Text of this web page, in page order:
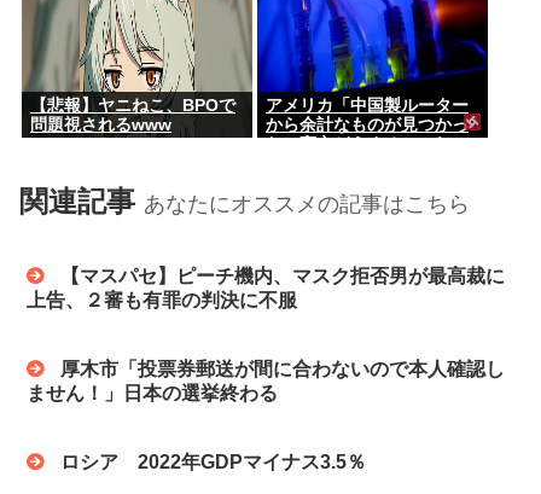
【悲報】ヤニねこ、BPOで
問題視されるwww
アメリカ「中国製ルーター
から余計なものが見つかっ
関連記事 あなたにオススメの記事はこちら
上告、２審も有罪の判決に不服
ません！」日本の選挙終わる
ロシア 2022年GDPマイナス3.5％